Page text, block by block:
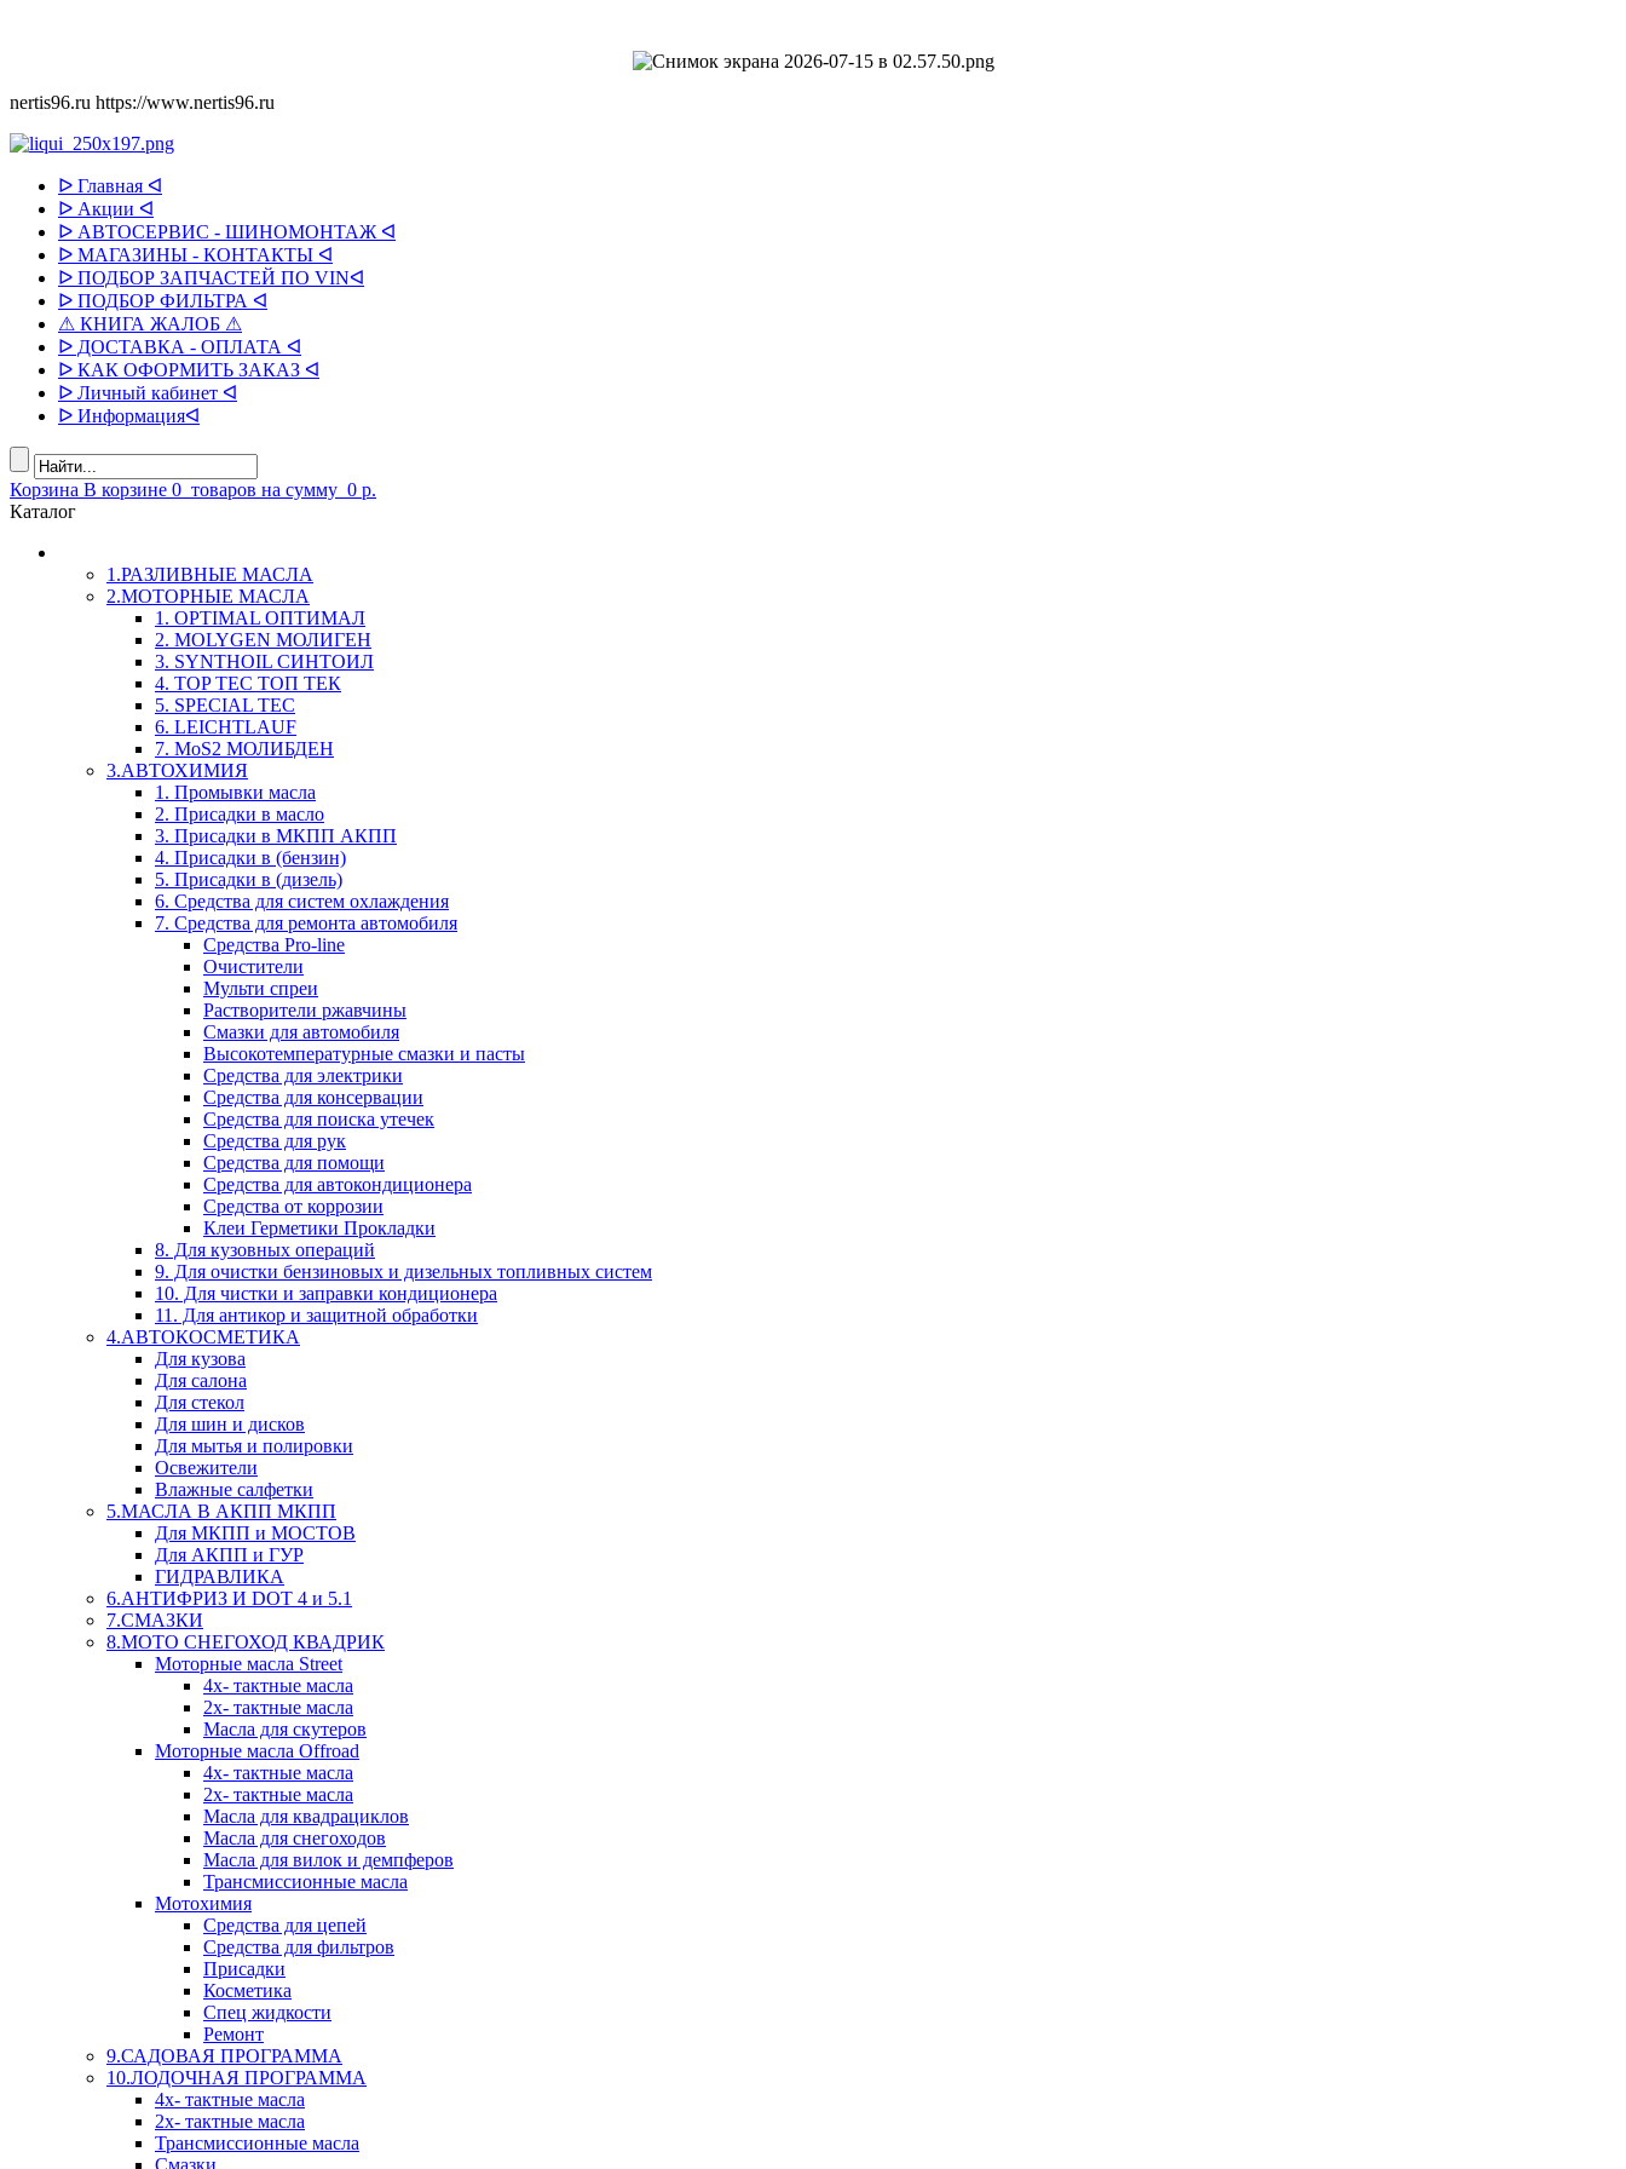
nertis96.ru https://www.nertis96.ru
ᐅ Главная ᐊ
ᐅ Акции ᐊ
ᐅ АВТОСЕРВИС - ШИНОМОНТАЖ ᐊ
ᐅ МАГАЗИНЫ - КОНТАКТЫ ᐊ
ᐅ ПОДБОР ЗАПЧАСТЕЙ ПО VINᐊ
ᐅ ПОДБОР ФИЛЬТРА ᐊ
⚠ КНИГА ЖАЛОБ ⚠
ᐅ ДОСТАВКА - ОПЛАТА ᐊ
ᐅ КАК ОФОРМИТЬ ЗАКАЗ ᐊ
ᐅ Личный кабинет ᐊ
ᐅ Информацияᐊ
Корзина В корзине 0 товаров на сумму 0 р.
Каталог
1.РАЗЛИВНЫЕ МАСЛА
2.МОТОРНЫЕ МАСЛА
1. OPTIMAL ОПТИМАЛ
2. MOLYGEN МОЛИГЕН
3. SYNTHOIL СИНТОИЛ
4. TOP TEC ТОП ТЕК
5. SPECIAL TEC
6. LEICHTLAUF
7. MoS2 МОЛИБДЕН
3.АВТОХИМИЯ
1. Промывки масла
2. Присадки в масло
3. Присадки в МКПП АКПП
4. Присадки в (бензин)
5. Присадки в (дизель)
6. Средства для систем охлаждения
7. Средства для ремонта автомобиля
Средства Pro-line
Очистители
Мульти спреи
Растворители ржавчины
Смазки для автомобиля
Высокотемпературные смазки и пасты
Средства для электрики
Средства для консервации
Средства для поиска утечек
Средства для рук
Средства для помощи
Средства для автокондиционера
Средства от коррозии
Клеи Герметики Прокладки
8. Для кузовных операций
9. Для очистки бензиновых и дизельных топливных систем
10. Для чистки и заправки кондиционера
11. Для антикор и защитной обработки
4.АВТОКОСМЕТИКА
Для кузова
Для салона
Для стекол
Для шин и дисков
Для мытья и полировки
Освежители
Влажные салфетки
5.МАСЛА В АКПП МКПП
Для МКПП и МОСТОВ
Для АКПП и ГУР
ГИДРАВЛИКА
6.АНТИФРИЗ И DOT 4 и 5.1
7.СМАЗКИ
8.МОТО СНЕГОХОД КВАДРИК
Моторные масла Street
4х- тактные масла
2х- тактные масла
Масла для скутеров
Моторные масла Offroad
4х- тактные масла
2х- тактные масла
Масла для квадрациклов
Масла для снегоходов
Масла для вилок и демпферов
Трансмиссионные масла
Мотохимия
Средства для цепей
Средства для фильтров
Присадки
Косметика
Спец жидкости
Ремонт
9.САДОВАЯ ПРОГРАММА
10.ЛОДОЧНАЯ ПРОГРАММА
4х- тактные масла
2х- тактные масла
Трансмиссионные масла
Смазки